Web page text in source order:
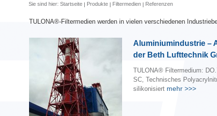
Sie sind hier: Startseite Produkte Filtermedien Referenzen
TULONA®-Filtermedien werden in vielen verschiedenen
Aluminiumindustrie –
der Beth Lufttechnik
TULONA® Filtermedium:
SC, Technisches
silikonisiert mehr>>>